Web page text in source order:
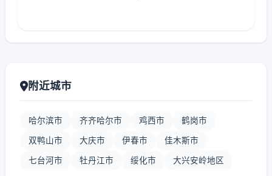
附近城市
哈尔滨市 齐齐哈尔市 鸡西市 鹤岗市
双鸭山市 大庆市 伊春市 佳木斯市
七台河市 牡丹江市 绥化市 大兴安岭地区